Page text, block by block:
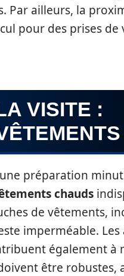
Par ailleurs, la
pour des prises de
VISITE :
préparation
chauds
de vêtements,
imperméable. Les
également à
être robustes,